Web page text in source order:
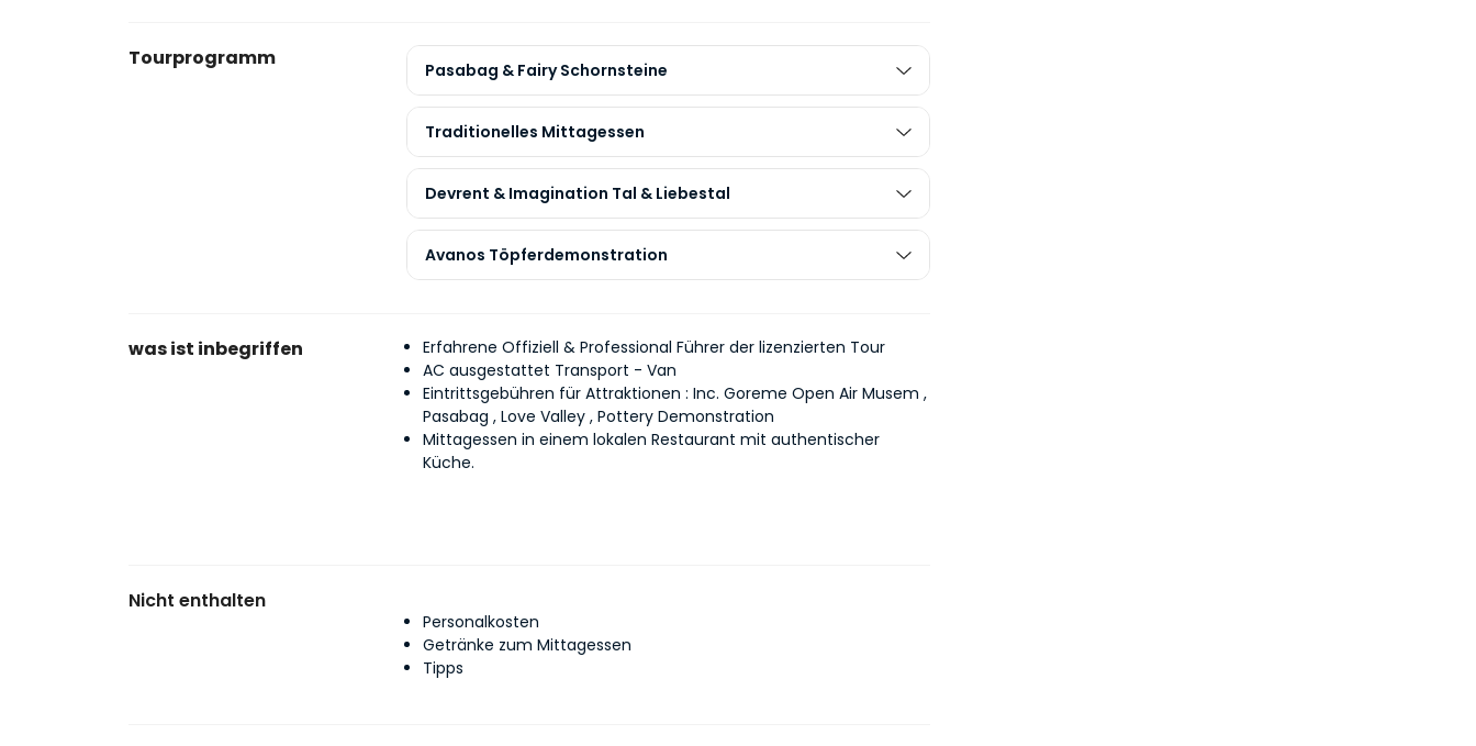
Tourprogramm Pasabag & Fairy Schornsteine
Traditionelles Mittagessen
Devrent & Imagination Tal & Liebestal
Avanos Töpferdemonstration
was ist inbegriffen
Erfahrene Offiziell & Professional Führer der lizenzierten Tour
AC ausgestattet Transport - Van
Eintrittsgebühren für Attraktionen : Inc. Goreme Open Air Musem ,
Pasabag , Love Valley , Pottery Demonstration
Mittagessen in einem lokalen Restaurant mit authentischer
Küche.
Nicht enthalten
Personalkosten
Getränke zum Mittagessen
Tipps